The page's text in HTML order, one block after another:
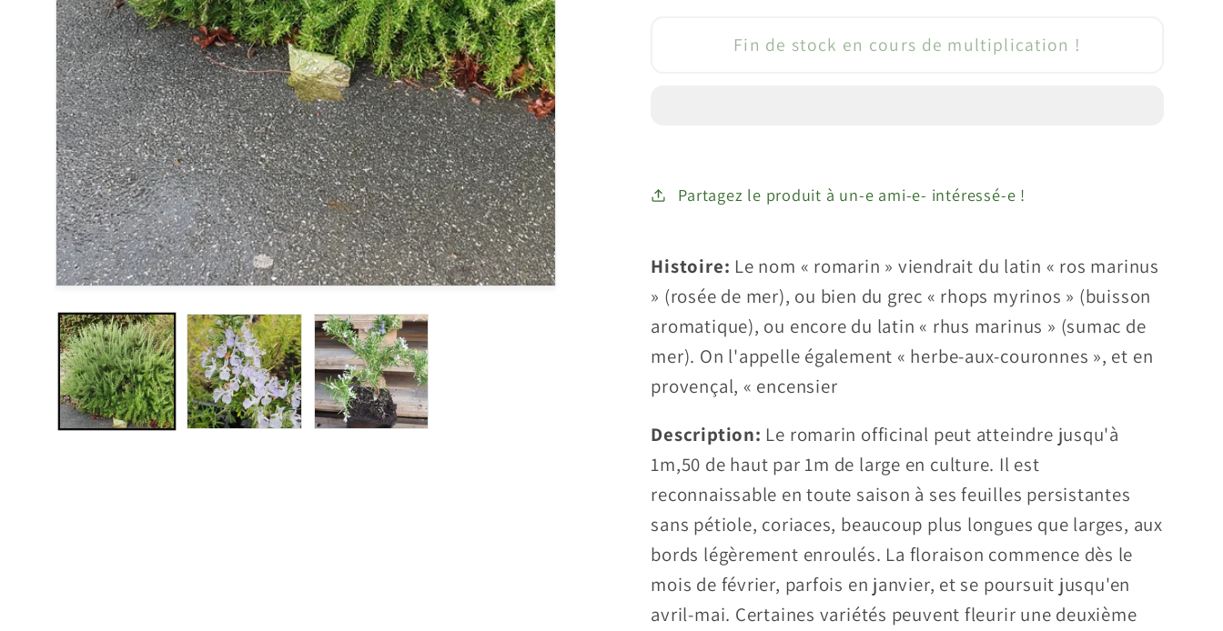
de
Fin de stock en cours de multiplication !
Partagez le produit à un-e ami-e- intéressé-e !
Histoire: Le nom « romarin » viendrait du latin « ros marinus
» (rosée de mer), ou bien du grec « rhops myrinos » (buisson
aromatique), ou encore du latin « rhus marinus » (sumac de
mer). On l'appelle également « herbe-aux-couronnes », et en
provençal, « encensier
Description: Le romarin officinal peut atteindre jusqu'à
1m,50 de haut par 1m de large en culture. Il est
reconnaissable en toute saison à ses feuilles persistantes
sans pétiole, coriaces, beaucoup plus longues que larges, aux
bords légèrement enroulés. La floraison commence dès le
mois de février, parfois en janvier, et se poursuit jusqu'en
avril-mai. Certaines variétés peuvent fleurir une deuxième